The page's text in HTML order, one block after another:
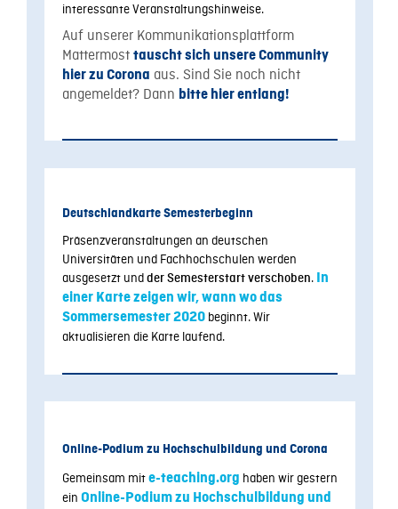
interessante Veranstaltungshinweise.
Auf unserer Kommunikationsplattform
Mattermost tauscht sich unsere Community
hier zu Corona aus. Sind Sie noch nicht
angemeldet? Dann bitte hier entlang!
Deutschlandkarte Semesterbeginn
Präsenzveranstaltungen an deutschen
Universitäten und Fachhochschulen werden
ausgesetzt und der Semesterstart verschoben. In
einer Karte zeigen wir, wann wo das
Sommersemester 2020 beginnt. Wir
aktualisieren die Karte laufend.
Online-Podium zu Hochschulbildung und Corona
Gemeinsam mite-teaching.org haben wir gestern
ein Online-Podium zu Hochschulbildung und